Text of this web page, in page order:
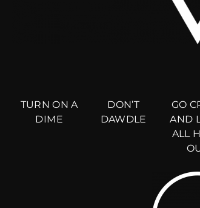
TURN ON A
DIME
DON’T
DAWDLE
GO
AND
ALL